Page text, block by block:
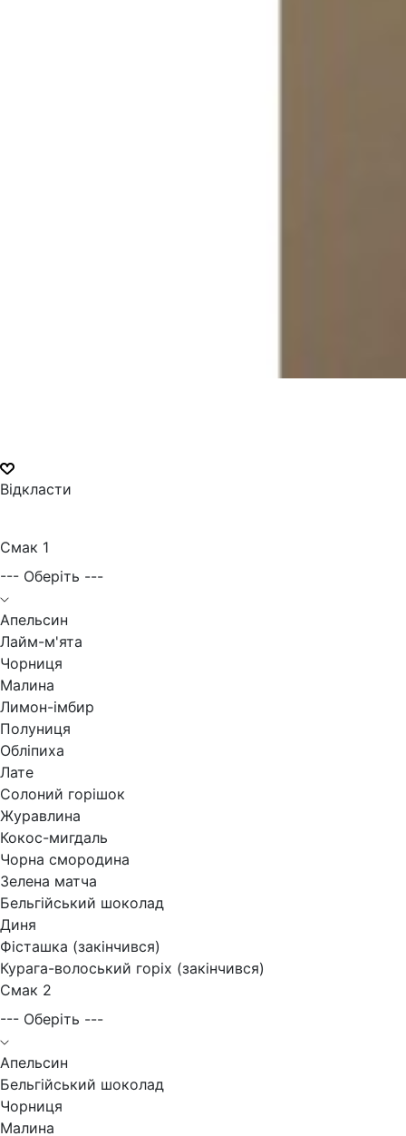
Відкласти
Смак 1
--- Оберіть ---
Апельсин
Лайм-м'ята
Чорниця
Малина
Лимон-імбир
Полуниця
Обліпиха
Лате
Солоний горішок
Журавлина
Кокос-мигдаль
Чорна смородина
Зелена матча
Бельгійський шоколад
Диня
Фісташка (закінчився)
Курага-волоський горіх (закінчився)
Смак 2
--- Оберіть ---
Апельсин
Бельгійський шоколад
Чорниця
Малина